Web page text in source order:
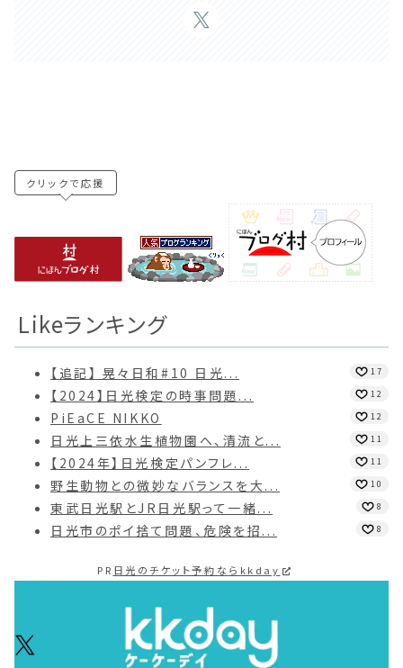
クリックで応援
Likeランキング
【追記】 晃々日和#10 日光... 17
【2024】日光検定の時事問題... 12
PiEaCE NIKKO 12
日光上三依水生植物園へ、清流と... 11
【2024年】日光検定パンフレ... 11
野生動物との微妙なバランスを大... 10
東武日光駅とJR日光駅って一緒... 8
日光市のポイ捨て問題、危険を招... 8
PR 日光のチケット予約ならkkday